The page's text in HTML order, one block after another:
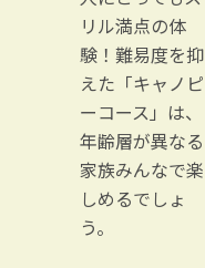
リル満点の体
験！難易度を抑
えた「キャノピ
ーコース」は、
年齢層が異なる
家族みんなで楽
しめるでしょ
う。